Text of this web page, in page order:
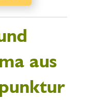
aus